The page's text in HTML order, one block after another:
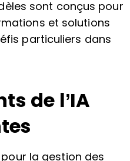
sont conçus pour
et solutions
particuliers dans
de l’IA
la gestion des